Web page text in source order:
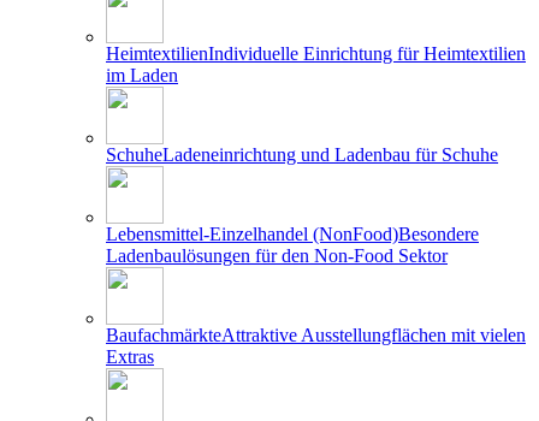
HeimtextilienIndividuelle Einrichtung für Heimtextilien
im Laden
SchuheLadeneinrichtung und Ladenbau für Schuhe
Lebensmittel-Einzelhandel (NonFood)Besondere
Ladenbaulösungen für den Non-Food Sektor
BaufachmärkteAttraktive Ausstellungflächen mit vielen
Extras